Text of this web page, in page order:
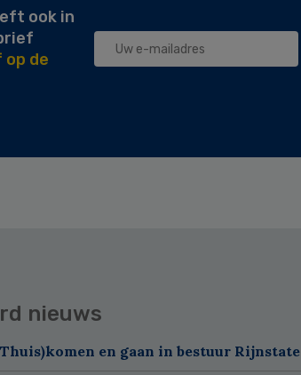
ook in
op de
nieuws
en gaan in bestuur Rijnstate